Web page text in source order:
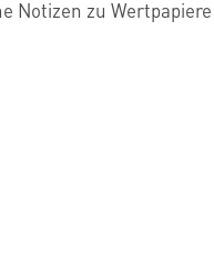
Notizen zu